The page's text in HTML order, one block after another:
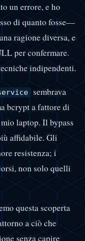
un errore, e ho
di quanto fosse—
ragione diversa, e
per confermare.
indipendenti.
sembrava
bcrypt a fattore di
laptop. Il bypass
affidabile. Gli
resistenza; i
non solo quelli
questa scoperta
a ciò che
senza capire